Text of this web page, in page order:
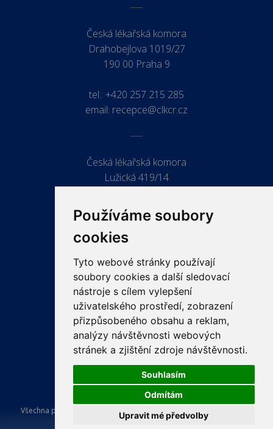
Používáme soubory
cookies
Tyto webové stránky používají
soubory cookies a další sledovací
nástroje s cílem vylepšení
uživatelského prostředí, zobrazení
přizpůsobeného obsahu a reklam,
analýzy návštěvnosti webových
stránek a zjištění zdroje návštěvnosti.
Souhlasím
Odmítám
Upravit mé předvolby
Česká lékařská komora
Drahobejlova 1019/27
190 00 Praha 9
tel.: +420 257 215 285
email: recepce@clkcr.cz
Česká lékařská komora
Lužická 419/14
ODKAZY
PRO LÉKAŘE
PRO VEŘEJNOST
VZDĚLÁVÁNÍ
Všechna práva vyhrazena Česká lékařská komora. Tvorba a provoz
ISSA CZECH s.r.o..